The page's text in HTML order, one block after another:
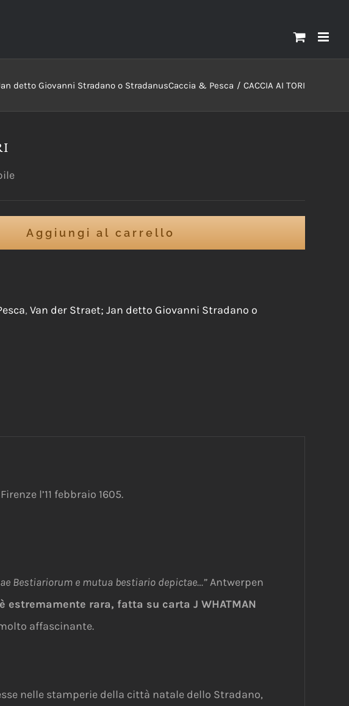
detto Giovanni Stradano o StradanusCaccia & Pesca CACCIA AI TORI
Aggiungi al carrello
, Van der Straet; Jan detto Giovanni Stradano o
l’11 febbraio 1605.
Bestiariorum e mutua bestiario depictae…”Antwerpen
estremamente rara, fatta su carta J WHATMAN
affascinante.
nelle stamperie della città natale dello Stradano,